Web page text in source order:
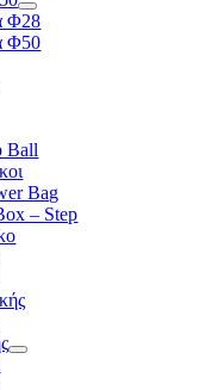
Φ28
Φ50
Ball
Bag
– Step